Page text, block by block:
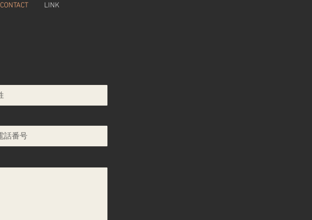
CONTACT LINK